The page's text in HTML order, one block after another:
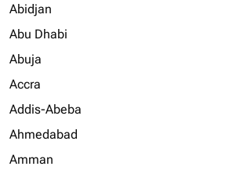
Abidjan
Abu Dhabi
Abuja
Accra
Addis-Abeba
Ahmedabad
Amman